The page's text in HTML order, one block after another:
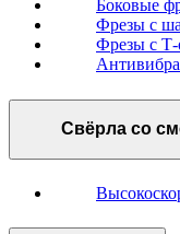
Боковые
Фрезы с
Фрезы с Т-
Свёрла со